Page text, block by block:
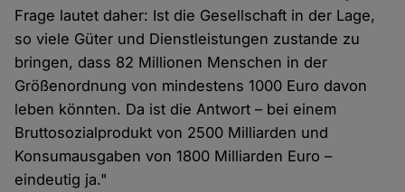
Frage lautet daher: Ist die Gesellschaft in der Lage,
so viele Güter und Dienstleistungen zustande zu
bringen, dass 82 Millionen Menschen in der
Größenordnung von mindestens 1000 Euro davon
leben könnten. Da ist die Antwort – bei einem
Bruttosozialprodukt von 2500 Milliarden und
Konsumausgaben von 1800 Milliarden Euro –
eindeutig ja."